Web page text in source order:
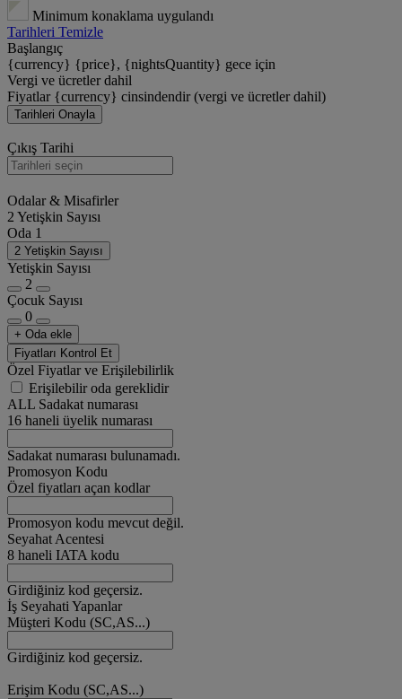
Minimum konaklama uygulandı
Tarihleri Temizle
Başlangıç
{currency} {price}, {nightsQuantity} gece için
Vergi ve ücretler dahil
Fiyatlar {currency} cinsindendir (vergi ve ücretler dahil)
Tarihleri Onayla
Çıkış Tarihi
Odalar & Misafirler
2 Yetişkin Sayısı
Oda 1
2 Yetişkin Sayısı
Yetişkin Sayısı
2
Çocuk Sayısı
0
+ Oda ekle
Fiyatları Kontrol Et
Özel Fiyatlar ve Erişilebilirlik
Erişilebilir oda gereklidir
ALL Sadakat numarası
16 haneli üyelik numarası
Sadakat numarası bulunamadı.
Promosyon Kodu
Özel fiyatları açan kodlar
Promosyon kodu mevcut değil.
Seyahat Acentesi
8 haneli IATA kodu
Girdiğiniz kod geçersiz.
İş Seyahati Yapanlar
Müşteri Kodu (SC,AS...)
Girdiğiniz kod geçersiz.
Erişim Kodu (SC,AS...)